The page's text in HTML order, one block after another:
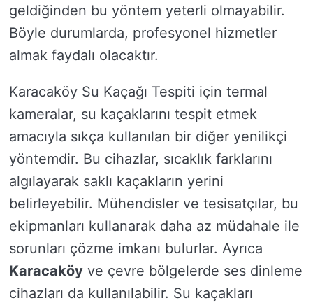
geldiğinden bu yöntem yeterli olmayabilir.
Böyle durumlarda, profesyonel hizmetler
almak faydalı olacaktır.
Karacaköy Su Kaçağı Tespiti için termal
kameralar, su kaçaklarını tespit etmek
amacıyla sıkça kullanılan bir diğer yenilikçi
yöntemdir. Bu cihazlar, sıcaklık farklarını
algılayarak saklı kaçakların yerini
belirleyebilir. Mühendisler ve tesisatçılar, bu
ekipmanları kullanarak daha az müdahale ile
sorunları çözme imkanı bulurlar. Ayrıca
Karacaköy ve çevre bölgelerde ses dinleme
cihazları da kullanılabilir. Su kaçakları